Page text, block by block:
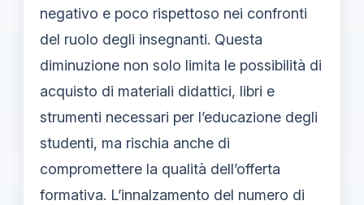
negativo e poco rispettoso nei confronti
del ruolo degli insegnanti. Questa
diminuzione non solo limita le possibilità di
acquisto di materiali didattici, libri e
strumenti necessari per l’educazione degli
studenti, ma rischia anche di
compromettere la qualità dell’offerta
formativa. L’innalzamento del numero di